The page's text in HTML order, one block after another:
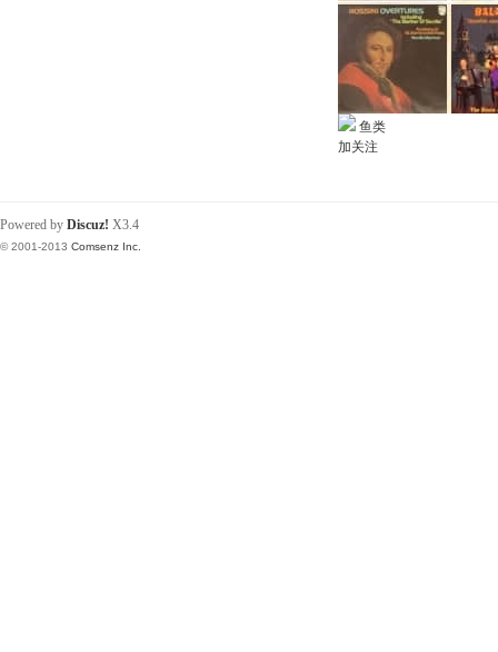
鱼类
加关注
Powered by Discuz! X3.4
© 2001-2013 Comsenz Inc.